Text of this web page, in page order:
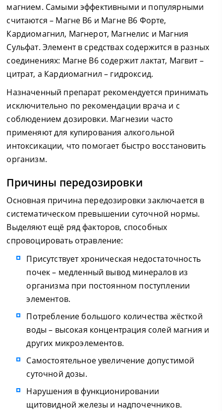
магнием. Самыми эффективными и популярными
считаются – Магне В6 и Магне В6 Форте,
Кардиомагнил, Магнерот, Магнелис и Магния
Сульфат. Элемент в средствах содержится в разных
соединениях: Магне В6 содержит лактат, Магвит –
цитрат, а Кардиомагнил – гидроксид.
Назначенный препарат рекомендуется принимать
исключительно по рекомендации врача и с
соблюдением дозировки. Магнезии часто
применяют для купирования алкогольной
интоксикации, что помогает быстро восстановить
организм.
Причины передозировки
Основная причина передозировки заключается в
систематическом превышении суточной нормы.
Выделяют ещё ряд факторов, способных
спровоцировать отравление:
Присутствует хроническая недостаточность
почек – медленный вывод минералов из
организма при постоянном поступлении
элементов.
Потребление большого количества жёсткой
воды – высокая концентрация солей магния и
других микроэлементов.
Самостоятельное увеличение допустимой
суточной дозы.
Нарушения в функционировании
щитовидной железы и надпочечников.